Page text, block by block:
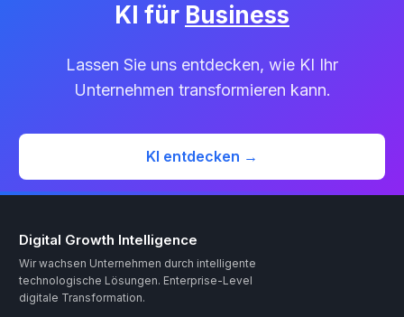
KI für Business
Lassen Sie uns entdecken, wie KI Ihr
Unternehmen transformieren kann.
KI entdecken →
Digital Growth Intelligence
Wir wachsen Unternehmen durch intelligente
technologische Lösungen. Enterprise-Level
digitale Transformation.